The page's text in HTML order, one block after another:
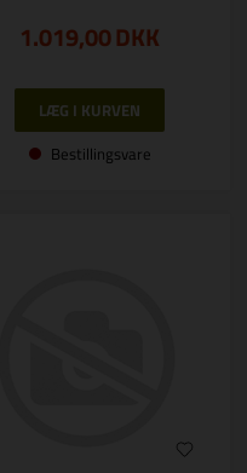
1.019,00DKK
Bestillingsvare